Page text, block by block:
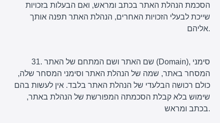
הסכמת הנהלת האתר בכתב ומראש, ואם הבעלות בזכויות
שייכת לבעלי הזכויות האחרים, הנהלת האתר תפנה אותך
אליהם.
31. שם האתר ושם המתחם של האתר (Domain), סימני
המסחר באתר, שמה של הנהלת האתר וסימני המסחר שלה,
כולם רכושה הבלעדי של הנהלת האתר בלבד. אין לעשות בהם
שימוש בלא קבלת הסכמתה המפורשת של הנהלת באתר,
בכתב ומראש.